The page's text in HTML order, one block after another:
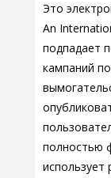
Это
An
подпадает
кампаний
полностью
использует